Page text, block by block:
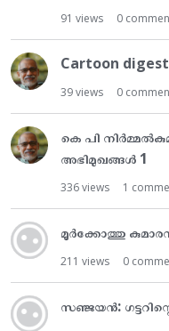
91 views 0
Cartoon
39views 0
കെ പി
അഭിമുഖങ്ങൾ 1
336views 1
മൂർക്കോത്തു
211 views 0
സഞ്ജയൻ: